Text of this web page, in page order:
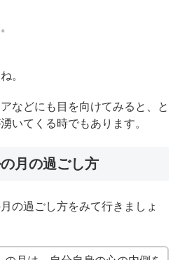
。
などにも目を向けてみると、と
いてくる時でもあります。
月の過ごし方
の過ごし方をみて行きましょ